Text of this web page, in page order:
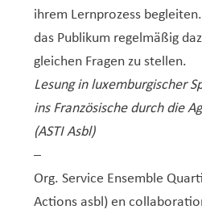
ihrem Lernprozess
das Publikum regelmäßig
gleichen Fragen zu stellen.
Lesung in luxemburgischer
ins Französische durch die
(ASTI Asbl)
–
Org. Service Ensemble
Actions asbl) en